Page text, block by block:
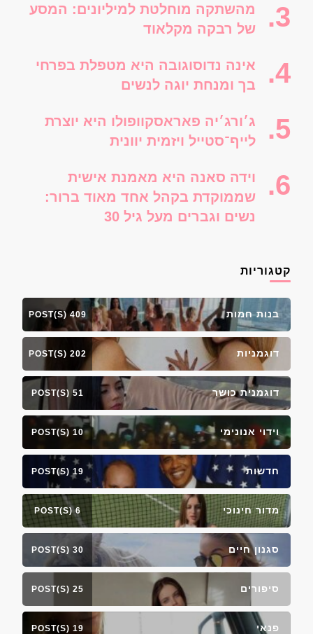
מהשתקה מוחלטת למיליונים: המסע
של רבקה מקלאוד
אינה נדוסוגובה היא מטפלת בפרחי
בך ומנחת יוגה לנשים
ג׳ורג׳יה פאראסקוופולו היא יוצרת
לייף־סטייל ויזמית יוונית
וידה סאנה היא מאמנת אישית
שממוקדת בקהל אחד מאוד ברור:
נשים וגברים מעל גיל 30
קטגוריות
בנות חמות 409 POST(S)
דוגמניות 202 POST(S)
דוגמנית כושר 51 POST(S)
וידוי אנונימי 10 POST(S)
חדשות 19 POST(S)
מדור חינוכי 6 POST(S)
סגנון חיים 30 POST(S)
סיפורים 25 POST(S)
פנאי 19 POST(S)